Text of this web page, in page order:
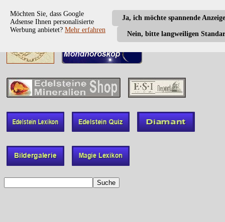
Ja, ich möchte spannende
Nein, bitte langweiligen
Möchten Sie, dass Google
Adsense Ihnen personalisierte
Werbung anbietet? Mehr erfahren